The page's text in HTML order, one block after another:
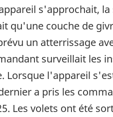
s'approchait,
qu'une couche de
un atterrissage
surveillait les
Lorsque l'appareil
a pris les
Les volets ont été